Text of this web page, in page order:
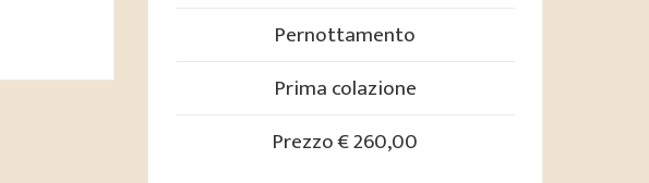
Pernottamento
Prima colazione
Prezzo € 260,00